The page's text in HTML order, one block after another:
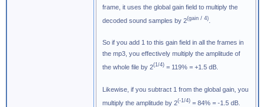
frame, it uses the global gain field to multiply the
decoded sound samples by 2(gain / 4)
So if you add 1 to this gain field in all the frames in
the mp3, you effectively multiply the amplitude of
the whole file by 2(1/4) = 119% = +1.5 dB.
Likewise, if you subtract 1 from the global gain, you
multiply the amplitude by 2(-1/4) = 84% = -1.5 dB.